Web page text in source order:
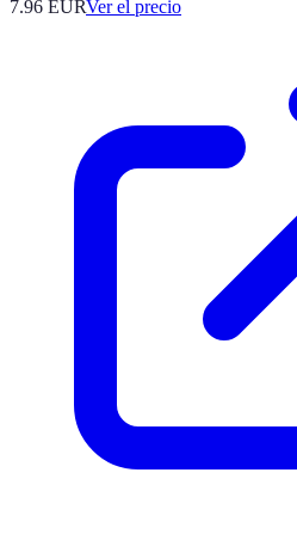
7.96 EURVer el precio